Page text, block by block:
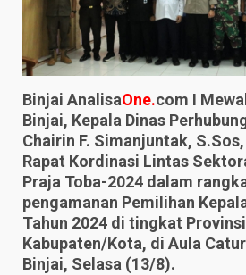
Binjai AnalisaOne.com I
Binjai, Kepala Dinas
Chairin F. Simanjuntak,
Rapat Kordinasi Lintas
Praja Toba-2024 dalam
pengamanan Pemilihan
Tahun 2024 di tingkat
Kabupaten/Kota, di Aula
Binjai, Selasa (13/8).